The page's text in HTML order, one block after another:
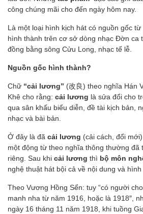
công chúng mãi cho đến ngày hôm nay.
Là một loại hình kịch hát có nguồn gốc từ
hình thành trên cơ sở dòng nhạc Đờn ca
đồng bằng sông Cửu Long, nhạc tế lễ.
Nguồn gốc hình thành?
Chữ “cải lương” (改良) theo nghĩa Hán
Khê cho rằng: cải lương là sửa đổi cho
qua sân khấu biểu diễn, đề tài kịch bản,
nhạc và bài bản.
Ở đây là đã cải lương (cải cách, đổi
một động từ theo nghĩa thông thường đã
riêng. Sau khi cải lương thì bộ môn
nghệ thuật hát bội cả về nội dung và hình
Theo Vương Hồng Sển: tuy “có người
manh nha từ năm 1916, hoặc là 1918″,
ngày 16 tháng 11 năm 1918, khi tuồng